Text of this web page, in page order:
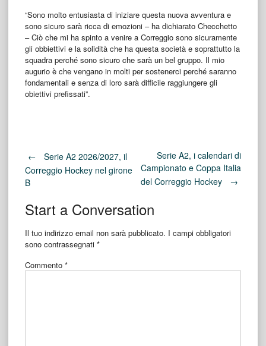
“Sono molto entusiasta di iniziare questa nuova avventura e
sono sicuro sarà ricca di emozioni – ha dichiarato Checchetto
– Ciò che mi ha spinto a venire a Correggio sono sicuramente
gli obbiettivi e la solidità che ha questa società e soprattutto la
squadra perché sono sicuro che sarà un bel gruppo. Il mio
augurio è che vengano in molti per sostenerci perché saranno
fondamentali e senza di loro sarà difficile raggiungere gli
obiettivi prefissati”.
Post
navigation
←
Serie A2 2026/2027, il
Correggio Hockey nel girone
B
Serie A2, i calendari di
Campionato e Coppa Italia
del Correggio Hockey
→
Start a Conversation
Il tuo indirizzo email non sarà pubblicato. I campi obbligatori
sono contrassegnati *
Commento *